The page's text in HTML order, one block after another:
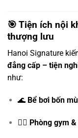
🎯 Tiện ích nội
thượng lưu
Hanoi Signature
đẳng cấp – tiện
như:
🌊 Bể bơi bốn
🧘‍♀️ Phòng gym &